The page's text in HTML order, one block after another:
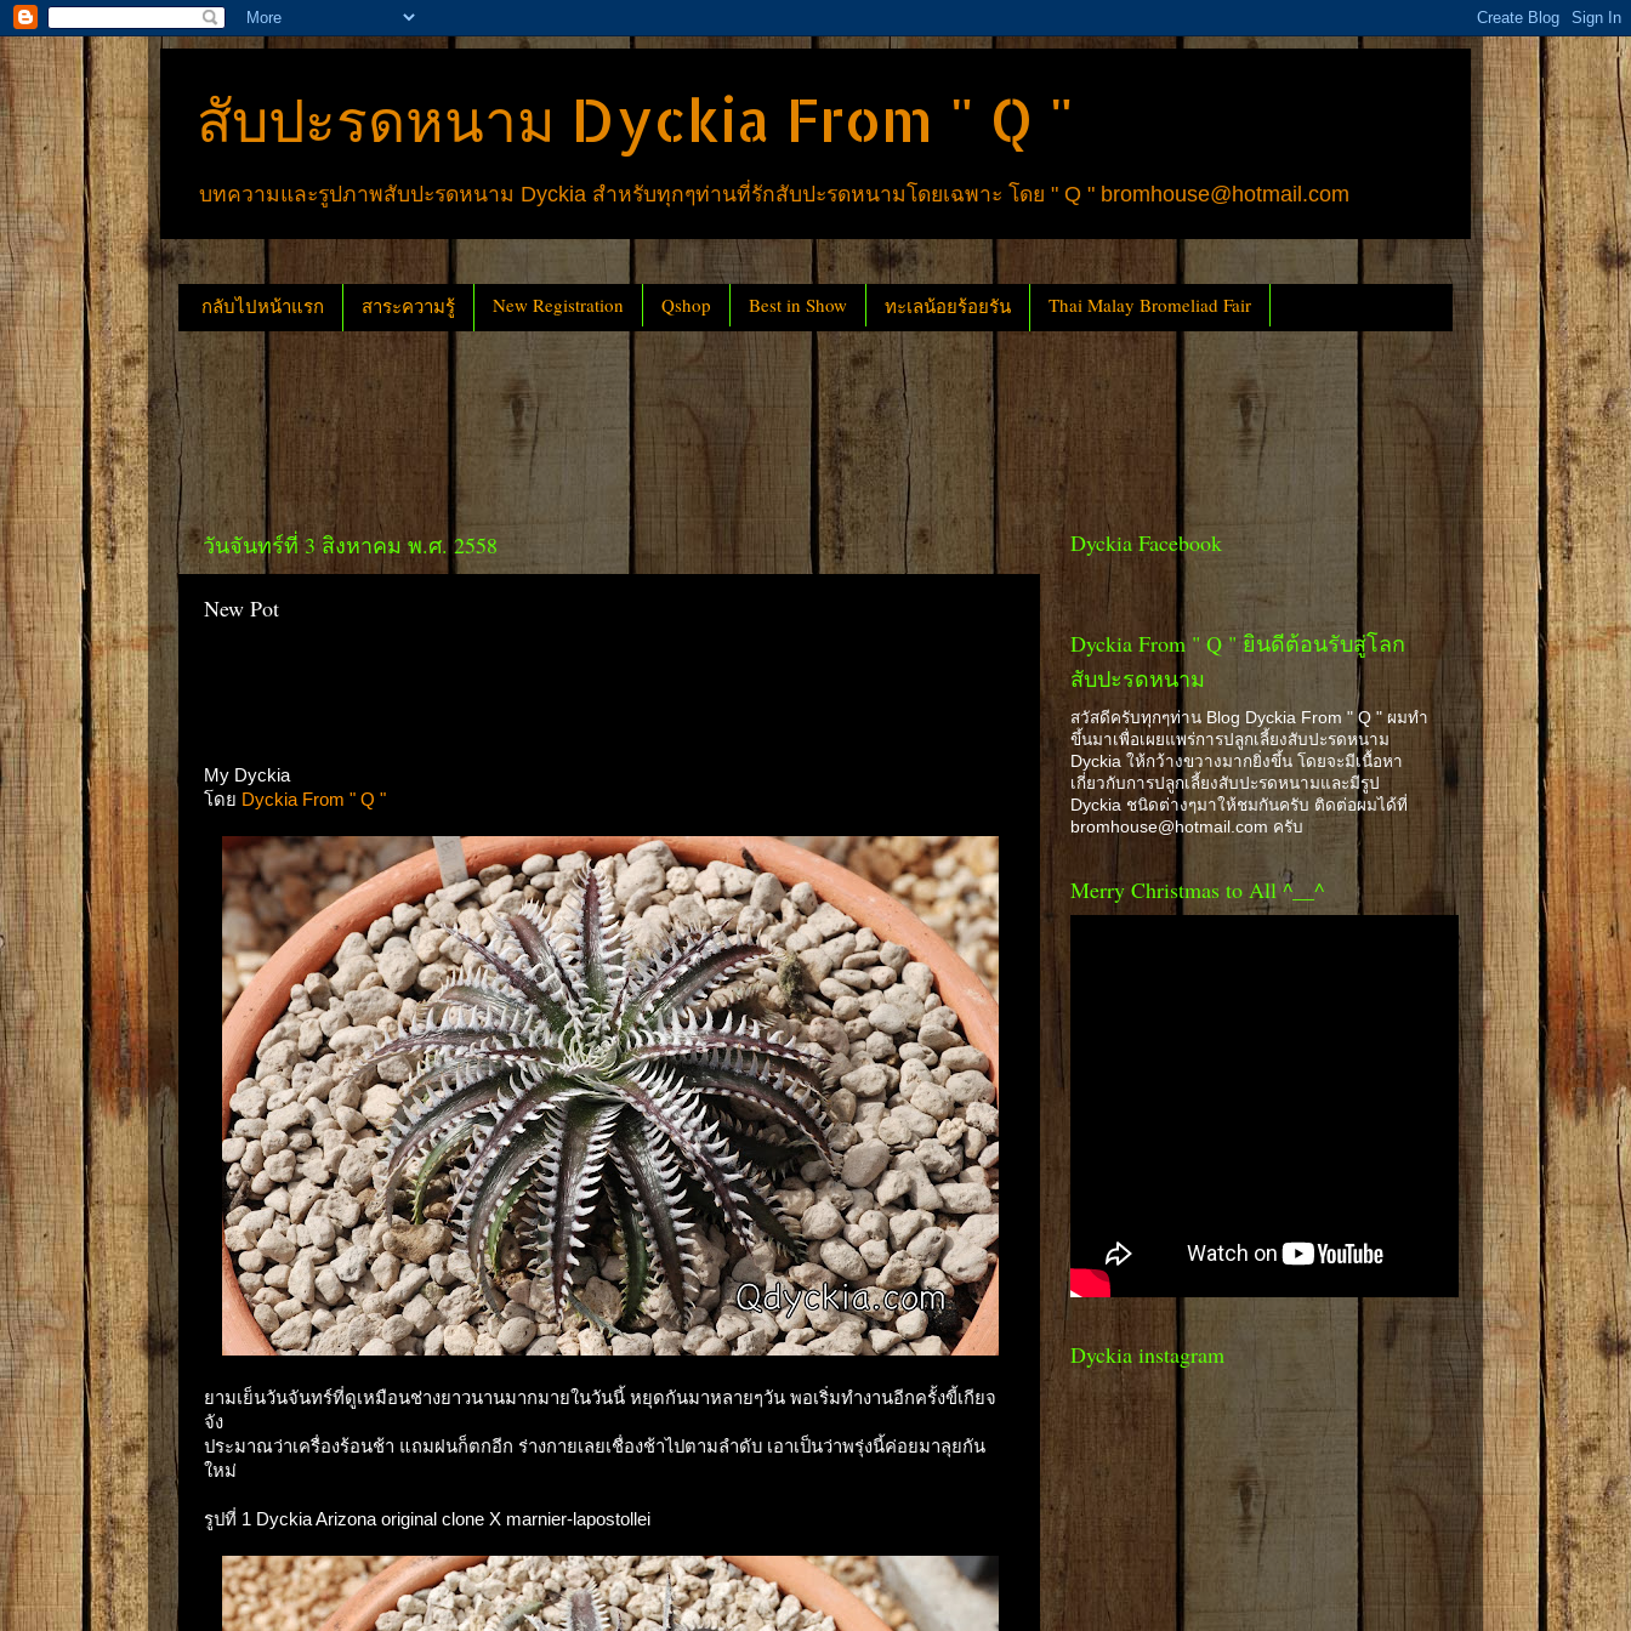
สับปะรดหนาม Dyckia From " Q "
บทความและรูปภาพสับปะรดหนาม Dyckia สำหรับทุกๆท่านที่รักสับปะรดหนามโดยเฉพาะ โดย " Q " bromhouse@hotmail.com
กลับไปหน้าแรก สาระความรู้ New Registration Qshop Best in Show ทะเลน้อยร้อยรัน Thai Malay Bromeliad Fair
วันจันทร์ที่ 3 สิงหาคม พ.ศ. 2558
New Pot
My Dyckia
โดย Dyckia From " Q "
ยามเย็นวันจันทร์ที่ดูเหมือนช่างยาวนานมากมายในวันนี้ หยุดกันมาหลายๆวัน พอเริ่มทำงานอีกครั้งขี้เกียจ
จัง
ประมาณว่าเครื่องร้อนช้า แถมฝนก็ตกอีก ร่างกายเลยเชื่องช้าไปตามลำดับ เอาเป็นว่าพรุ่งนี้ค่อยมาลุยกัน
ใหม่
รูปที่ 1 Dyckia Arizona original clone X marnier-lapostollei
Dyckia Facebook
Dyckia From " Q " ยินดีต้อนรับสู่โลก
สับปะรดหนาม
สวัสดีครับทุกๆท่าน Blog Dyckia From " Q " ผมทำ
ขึ้นมาเพื่อเผยแพร่การปลูกเลี้ยงสับปะรดหนาม
Dyckia ให้กว้างขวางมากยิ่งขึ้น โดยจะมีเนื้อหา
เกี่ยวกับการปลูกเลี้ยงสับปะรดหนามและมีรูป
Dyckia ชนิดต่างๆมาให้ชมกันครับ ติดต่อผมได้ที่
bromhouse@hotmail.com ครับ
Merry Christmas to All ^__^
Dyckia instagram